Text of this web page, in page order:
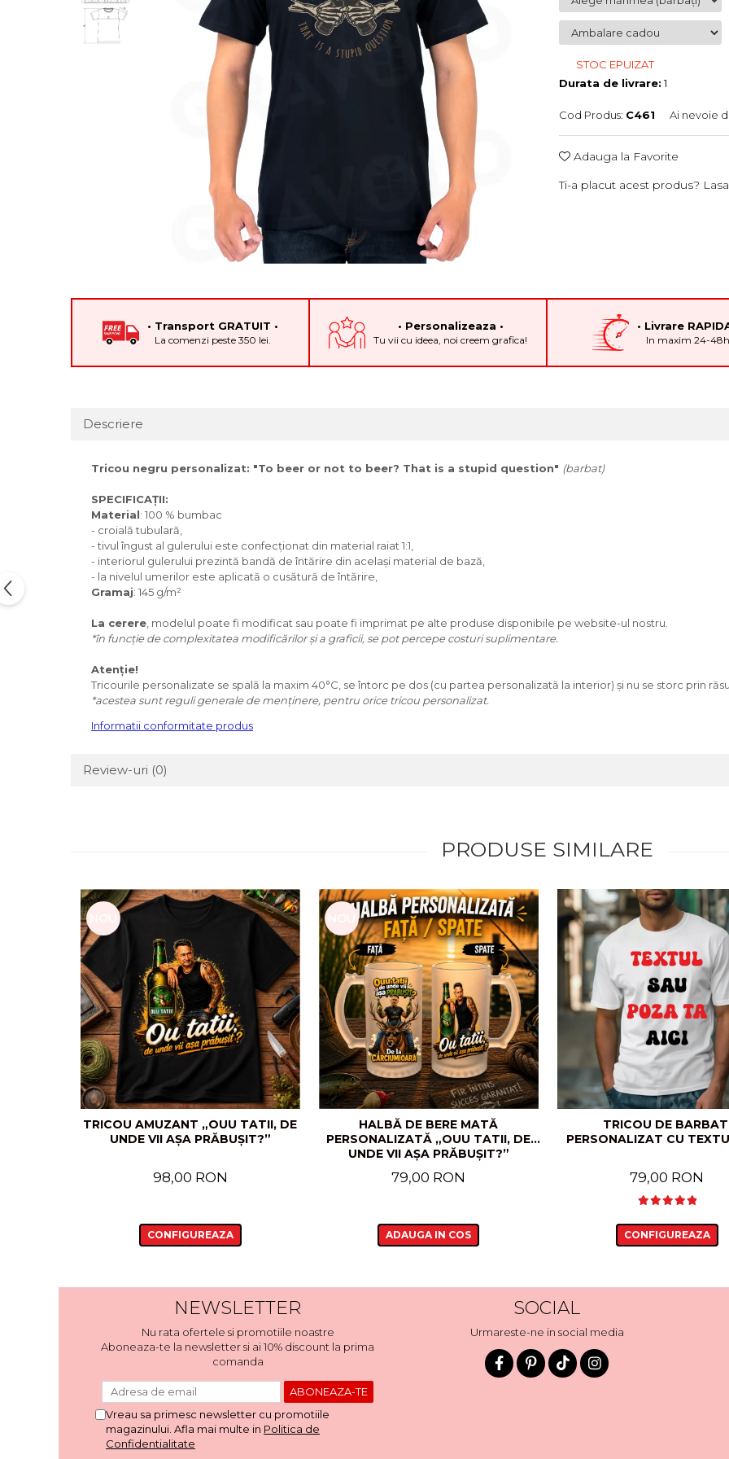
Body bebelusi personalizate
Perne personalizate
Cadouri pentru Doctori
STOC EPUIZAT
Durata de livrare:1
Cod Produs: C461 Ai nevoie
Adauga la Favorite
Ti-a placut acest produs?
• Transport GRATUIT •
La comenzi peste 350 lei.
• Personalizeaza •
Tu vii cu ideea, noi creem grafica!
• Livrare
In maxim 24-48h
Descriere
Tricou negru personalizat: "To beer or not to beer? That is a stupid question" (barbat)
SPECIFICAȚII:
Material: 100 % bumbac
- croială tubulară,
- tivul îngust al gulerului este confecționat din material raiat 1:1,
- interiorul gulerului prezintă bandă de întărire din același material de bază,
- la nivelul umerilor este aplicată o cusătură de întărire,
Gramaj: 145 g/m²
La cerere , modelul poate fi modificat sau poate fi imprimat pe alte produse disponibile pe website-ul nostru.
*în funcție de complexitatea modificărilor și a graficii, se pot percepe costuri suplimentare.
Atenție!
Tricourile personalizate se spală la maxim 40°C, se întorc pe dos (cu partea personalizată la interior) și nu se storc prin
*acestea sunt reguli generale de menținere, pentru orice tricou personalizat.
Informatii conformitate produs
Review-uri (0)
PRODUSE SIMILARE
TRICOU AMUZANT „OUU TATII, DE
UNDE VII AȘA PRĂBUȘIT?”
98,00 RON
CONFIGUREAZA
HALBĂ DE BERE MATĂ
PERSONALIZATĂ „OUU TATII, DE
UNDE VII AȘA PRĂBUȘIT?”
79,00 RON
ADAUGA IN COS
TRICOU DE
PERSONALIZAT CU
79,00 RON
CONFIGUREAZA
NEWSLETTER
Nu rata ofertele si promotiile noastre
Aboneaza-te la newsletter si ai 10% discount la prima
comanda
Vreau sa primesc newsletter cu promotiile
magazinului. Afla mai multe in Politica de
Confidentialitate
SOCIAL
Urmareste-ne in social media